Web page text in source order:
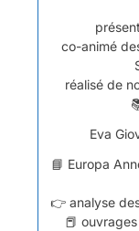
co-animé
réalisé de
Eva
📘 Europa
👉 analyse
📕